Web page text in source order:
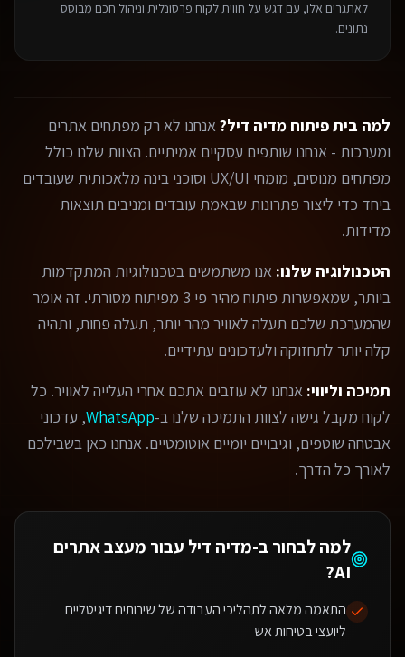
לאתגרים אלו, עם דגש על חווית לקוח פרסונלית וניהול חכם מבוסס
נתונים.
למה בית פיתוח מדיה דיל?אנחנו לא רק מפתחים אתרים
ומערכות - אנחנו שותפים עסקיים אמיתיים. הצוות שלנו כולל
מפתחים מנוסים, מומחי UX/UI וסוכני בינה מלאכותית שעובדים
ביחד כדי ליצור פתרונות שבאמת עובדים ומניבים תוצאות
מדידות.
הטכנולוגיה שלנו: אנו משתמשים בטכנולוגיות המתקדמות
ביותר, שמאפשרות פיתוח מהיר פי 3 מפיתוח מסורתי. זה אומר
שהמערכת שלכם תעלה לאוויר מהר יותר, תעלה פחות, ותהיה
קלה יותר לתחזוקה ולעדכונים עתידיים.
תמיכה וליווי: אנחנו לא עוזבים אתכם אחרי העלייה לאוויר. כל
לקוח מקבל גישה לצוות התמיכה שלנו ב-WhatsApp, עדכוני
אבטחה שוטפים, וגיבויים יומיים אוטומטיים. אנחנו כאן בשבילכם
לאורך כל הדרך.
למה לבחור ב-מדיה דיל עבור מעצב אתרים
AI
?
התאמה מלאה לתהליכי העבודה של שירותים דיגיטליים
ליועצי בטיחות אש